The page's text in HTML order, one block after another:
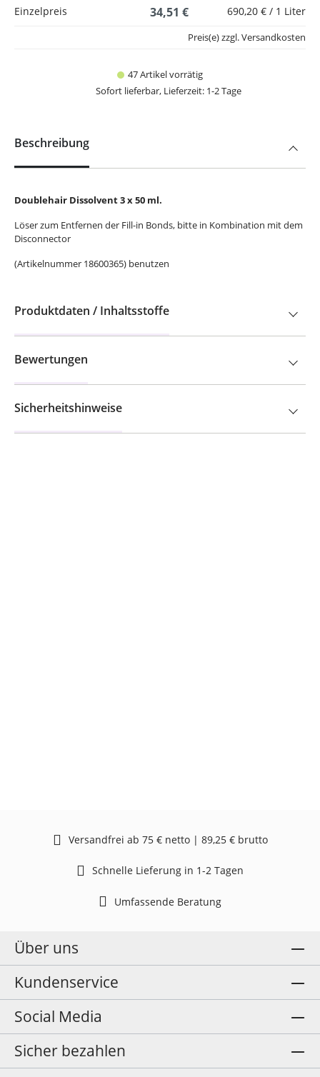
Einzelpreis
34,51 € 690,20 € / 1 Liter
47 Artikel vorrätig
Sofort lieferbar, Lieferzeit: 1-2 Tage
Preis(e) zzgl. Versandkosten
Beschreibung
Doublehair Dissolvent 3 x 50 ml.
Löser zum Entfernen der Fill-in Bonds, bitte in Kombination mit dem
Disconnector
(Artikelnummer 18600365) benutzen
Produktdaten / Inhaltsstoffe
Bewertungen
Sicherheitshinweise
Versandfrei ab 75 € netto | 89,25 € brutto
Schnelle Lieferung in 1-2 Tagen
Umfassende Beratung
Über uns
Kundenservice
Social Media
Sicher bezahlen